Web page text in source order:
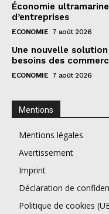
Économie
d’entreprises
ECONOMIE 7 août 2026
Une nouvelle
besoins des
ECONOMIE 7 août 2026
Mentions
Mentions légales
Avertissement
Imprint
Déclaration de
Politique de cookies